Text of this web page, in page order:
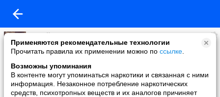
Применяются рекомендательные технологии
Прочитать правила их применении можно по ссылке
Возможны упоминания
В контенте могут упоминаться наркотики и связанная с ними
информация. Незаконное потребление наркотических
средств, психотропных веществ и их аналогов причиняет
сергей шалягин
added a photo
25 Mar в 22:51